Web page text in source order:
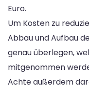
Euro.
Um Kosten zu
Abbau und Aufbau
genau überlegen,
mitgenommen
Achte außerdem